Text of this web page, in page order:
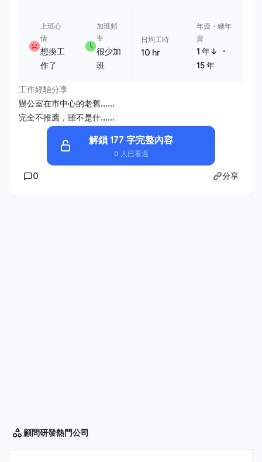
上班心
情
想換工
作了
加班頻
率
很少加
班
日均工時
10 hr
年資・總年
資
1 年↓ ・
15 年
工作經驗分享
辦公室在市中心的老舊......
完全不推薦，雖不是什......
解鎖 177 字完整內容
0 人已看過
0 分享
顧問研發熱門公司